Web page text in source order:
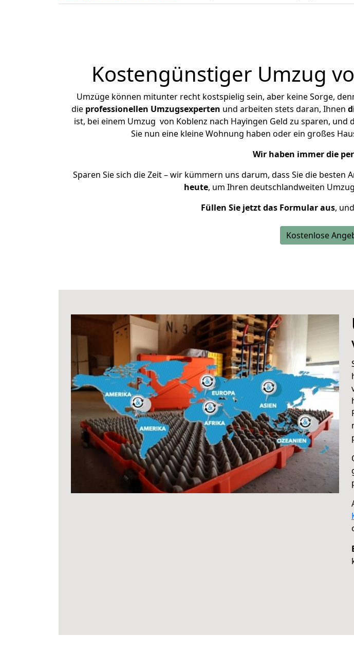
Kostengünstiger Umzug
Umzüge können mitunter recht kostspielig sein, aber keine Sorge,
die professionellen Umzugsexperten und arbeiten stets daran, Ihnen
ist, bei einem Umzug von Koblenz nach Hayingen Geld zu sparen,
Sie nun eine kleine Wohnung haben oder ein großes
Wir haben immer die
Sparen Sie sich die Zeit – wir kümmern uns darum, dass Sie die besten
heute, um Ihren deutschlandweiten
Füllen Sie jetzt das Formular aus,
Kostenlose